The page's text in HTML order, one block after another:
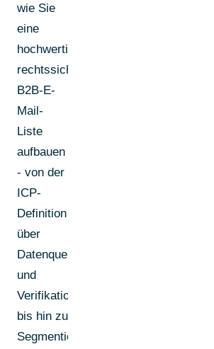
wie Sie
eine
hochwertige,
rechtssichere
B2B-E-
Mail-
Liste
aufbauen
- von der
ICP-
Definition
über
Datenquellen
und
Verifikation
bis hin zu
Segmentierung,